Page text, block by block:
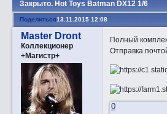
Закрытo. Hot Toys Batman DX12 1/6
Поделиться13.11.2015 12:08
Master Dront
Коллекционер
+Магистр+
Полный
Отправка
0